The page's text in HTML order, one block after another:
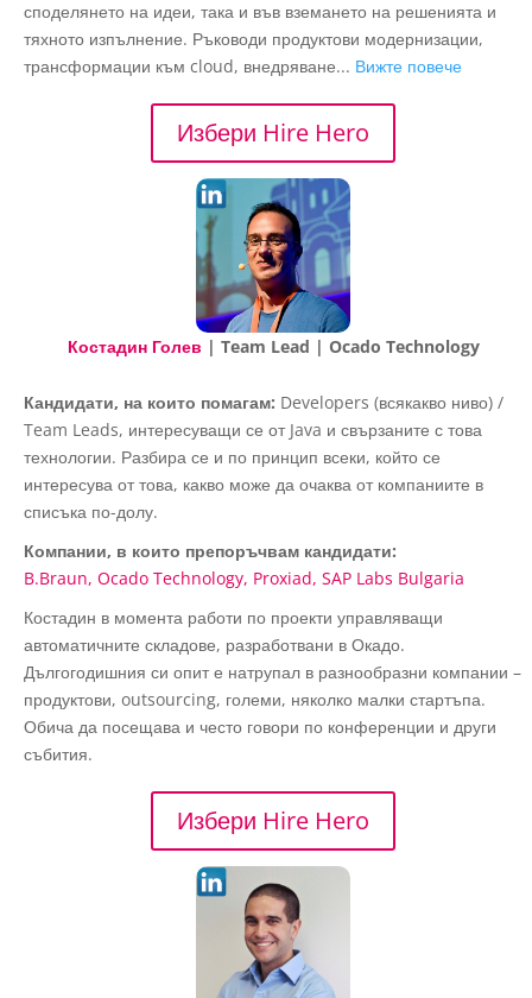
споделянето на идеи, така и във вземането на решенията и
тяхното изпълнение. Ръководи продуктови модернизации,
трансформации към cloud, внедряване... Вижте повече
Избери Hire Hero
Костадин Голев | Team Lead | Ocado Technology
Кандидати, на които помагам: Developers (всякакво ниво) /
Team Leads, интересуващи се от Java и свързаните с това
технологии. Разбира се и по принцип всеки, който се
интересува от това, какво може да очаква от компаниите в
списъка по-долу.
Компании, в които препоръчвам кандидати:
B.Braun Ocado Technology Proxiad SAP Labs Bulgaria
Костадин в момента работи по проекти управляващи
автоматичните складове, разработвани в Окадо.
Дългогодишния си опит е натрупал в разнообразни компании –
продуктови, outsourcing, големи, няколко малки стартъпа.
Обича да посещава и често говори по конференции и други
събития.
Избери Hire Hero